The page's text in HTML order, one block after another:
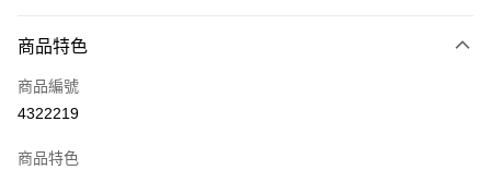
信用卡一次付款
超商取貨付款
商品特色
商品編號
4322219
商品特色